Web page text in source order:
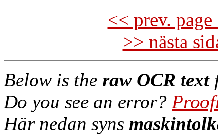
<< prev.
>> nästa
Below is the raw OCR text
Do you see an error?
Här nedan syns